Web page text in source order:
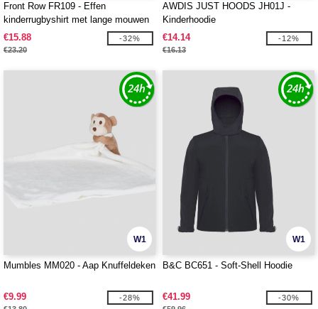
Front Row FR109 - Effen
kinderrugbyshirt met lange mouwen
€15.88
€23.20
-32%
AWDIS JUST HOODS JH01J -
Kinderhoodie
€14.14
€16.13
-12%
W1
Mumbles MM020 - Aap Knuffeldeken
€9.99 -28%
W1
B&C BC651 - Soft-Shell Hoodie
€41.99 -30%